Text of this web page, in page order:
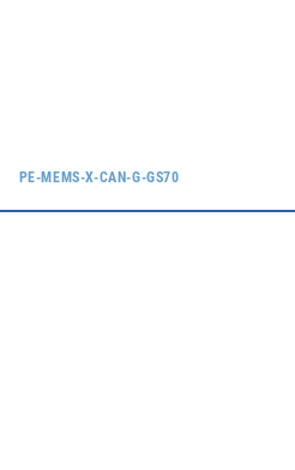
PE-MEMS-X-CAN-G-GS70